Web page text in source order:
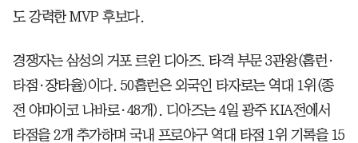
도 강력한 MVP 후보다.
경쟁자는 삼성의 거포 르윈 디아즈. 타격 부문 3관왕(홈런·
타점·장타율)이다. 50홈런은 외국인 타자로는 역대 1위(종
전 야마이코 나바로·48개). 디아즈는 4일 광주 KIA전에서
타점을 2개 추가하며 국내 프로야구 역대 타점 1위 기록을 15